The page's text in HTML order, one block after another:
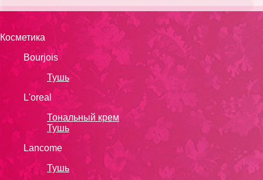
Косметика
Bourjois
Тушь
L'oreal
Тональный крем
Тушь
Lanсоmе
Тушь